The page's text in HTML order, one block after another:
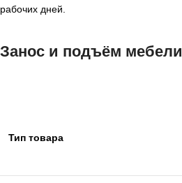
рабочих дней.
Занос и подъём мебели
Тип товара